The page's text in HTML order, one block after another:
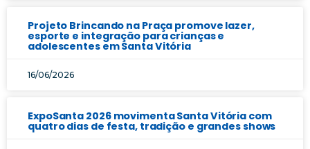
Projeto Brincando na Praça promove lazer,
esporte e integração para crianças e
adolescentes em Santa Vitória
16/06/2026
ExpoSanta 2026 movimenta Santa Vitória com
quatro dias de festa, tradição e grandes shows